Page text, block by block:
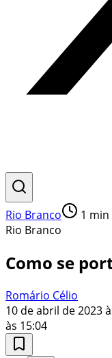
Rio Branco 1 min
Rio Branco
Como se
Romário Célio
10 de abril de 2023
às 15:04